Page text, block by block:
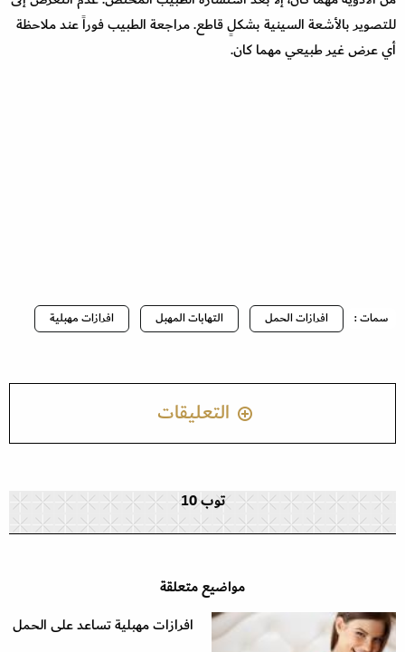
للتصوير بالأشعة السينية بشكلٍ قاطع. مراجعة الطبيب فوراً عند ملاحظة
أي عرض غير طبيعي مهما كان.
سمات : افرازات الحمل التهابات المهبل افرازات مهبلية
التعليقات
توب 10
مواضيع متعلقة
افرازات مهبلية تساعد على الحمل